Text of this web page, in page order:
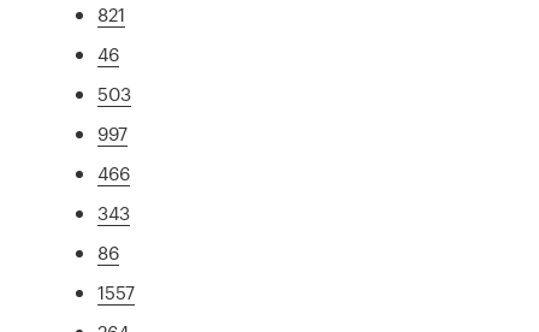
821
46
503
997
466
343
86
1557